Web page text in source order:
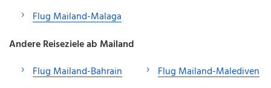
Flug Mailand-Malaga
Andere Reiseziele ab Mailand
Flug Mailand-Bahrain
Flug Mailand-Malediven